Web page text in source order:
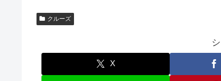
クルーズ
X